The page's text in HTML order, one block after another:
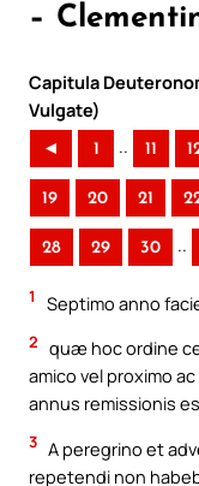
–
Capitula
Vulgate)
◄ 1 .. 11
19 20 21
28 29 30 ..
1 Septimo anno
2 quæ hoc ordine
amico vel proximo
annus remissionis
3 A peregrino et
repetendi non